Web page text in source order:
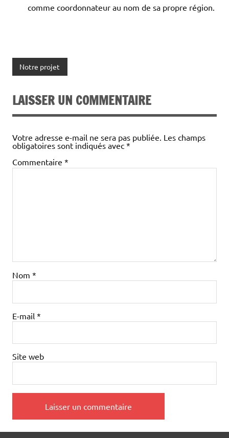
comme coordonnateur au nom de sa propre région.
Notre projet
LAISSER UN COMMENTAIRE
Votre adresse e-mail ne sera pas publiée. Les champs
obligatoires sont indiqués avec *
Commentaire *
Nom *
E-mail *
Site web